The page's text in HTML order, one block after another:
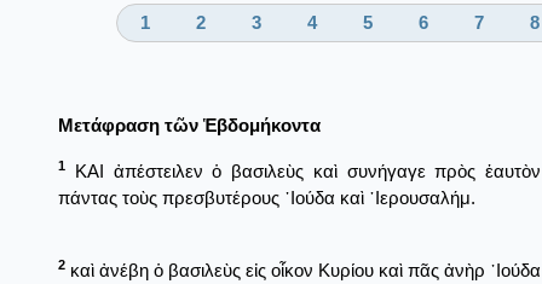
1 2 3 4 5 6 7 8
Μετάφραση τῶν Ἑβδομήκοντα
1
ΚΑΙ ἀπέστειλεν ὁ βασιλεὺς καὶ συνήγαγε πρὸς ἑαυτὸν
πάντας τοὺς πρεσβυτέρους ᾿Ιούδα καὶ ῾Ιερουσαλήμ.
2 καὶ ἀνέβη ὁ βασιλεὺς εἰς οἶκον Κυρίου καὶ πᾶς ἀνὴρ ᾿Ιούδα